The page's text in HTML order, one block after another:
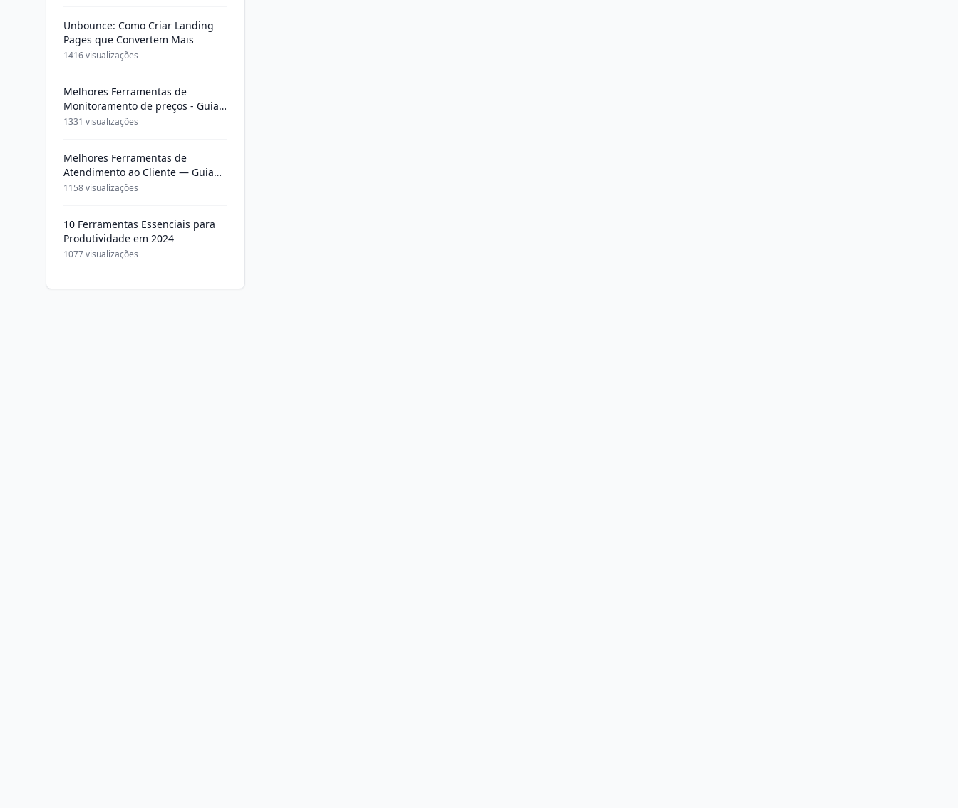
Unbounce: Como Criar Landing
Pages que Convertem Mais
1416 visualizações
Melhores Ferramentas de
Monitoramento de preços - Guia
Completo 2025
1331 visualizações
Melhores Ferramentas de
Atendimento ao Cliente — Guia
Completo 2026
1158 visualizações
10 Ferramentas Essenciais para
Produtividade em 2024
1077 visualizações